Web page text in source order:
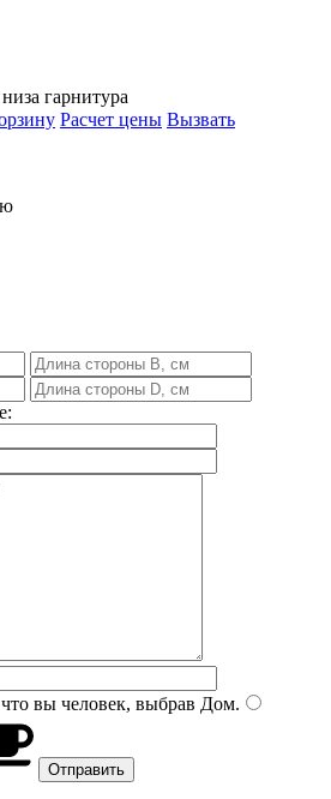
гарнитура
Расчет цены Вызвать
вы человек, выбрав Дом.